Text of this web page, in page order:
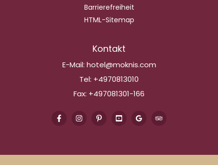
Barrierefreiheit
HTML-Sitemap
Kontakt
E-Mail: hotel@moknis.com
Tel: +4970813010
Fax: +497081301-166